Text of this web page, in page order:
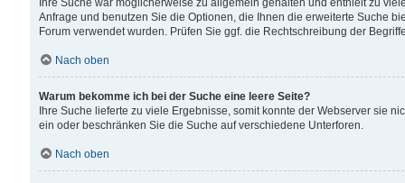
Ihre Suche war möglicherweise zu allgemein gehalten und enthielt zu
Anfrage und benutzen Sie die Optionen, die Ihnen die erweiterte Suche
Forum verwendet wurden. Prüfen Sie ggf. die Rechtschreibung der
Nach oben
Warum bekomme ich bei der Suche eine leere Seite?
Ihre Suche lieferte zu viele Ergebnisse, somit konnte der Webserver sie
ein oder beschränken Sie die Suche auf verschiedene Unterforen.
Nach oben